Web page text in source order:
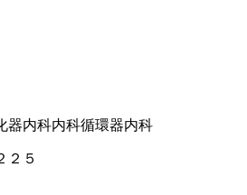
器内科内科循環器内科
２５